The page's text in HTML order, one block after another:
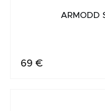
ARMODD
69 €